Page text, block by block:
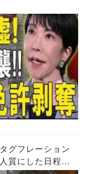
グフレーション
質にした日程闘